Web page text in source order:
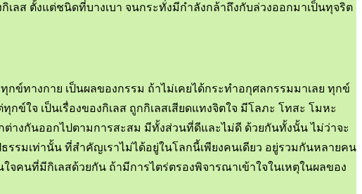
ส ตั้งแต่ชนิดที่บางเบา จนกระทั่งมีกำลังกล้าถึงกับล่วงออกมาเป็นทุจริต
ข์ทางกาย เป็นผลของกรรม ถ้าไม่เคยได้กระทำอกุศลกรรมมาเลย ทุกข์
ใจ เป็นเรื่องของกิเลส ถูกกิเลสเสียดแทงจิตใจ มีโลภะ โทสะ โมหะ
างกันออกไปตามการสะสม มีทั้งส่วนที่ดีและไม่ดี ด้วยกันทั้งนั้น ไม่ว่าจะ
รมเท่านั้น ที่สำคัญเราไม่ได้อยู่ในโลกนี้เพียงคนเดียว อยู่รวมกันหลายคน
จคนที่มีกิเลสด้วยกัน ถ้ามีการไตร่ตรองพิจารณาเข้าใจในเหตุในผลของ